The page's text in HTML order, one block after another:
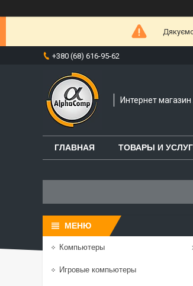
+380 (68) 616-95-62
Интернет
ГЛАВНАЯ ТОВАРЫ И
Компьютеры
Игровые компьютеры